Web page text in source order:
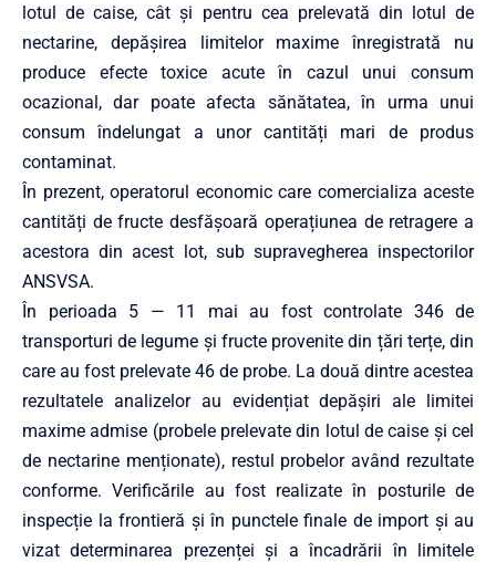
lotul de caise, cât și pentru cea prelevată din lotul de
nectarine, depășirea limitelor maxime înregistrată nu
produce efecte toxice acute în cazul unui consum
ocazional, dar poate afecta sănătatea, în urma unui
consum îndelungat a unor cantități mari de produs
contaminat.
În prezent, operatorul economic care comercializa aceste
cantități de fructe desfășoară operațiunea de retragere a
acestora din acest lot, sub supravegherea inspectorilor
ANSVSA.
În perioada 5 — 11 mai au fost controlate 346 de
transporturi de legume și fructe provenite din țări terțe, din
care au fost prelevate 46 de probe. La două dintre acestea
rezultatele analizelor au evidențiat depășiri ale limitei
maxime admise (probele prelevate din lotul de caise și cel
de nectarine menționate), restul probelor având rezultate
conforme. Verificările au fost realizate în posturile de
inspecție la frontieră și în punctele finale de import și au
vizat determinarea prezenței și a încadrării în limitele